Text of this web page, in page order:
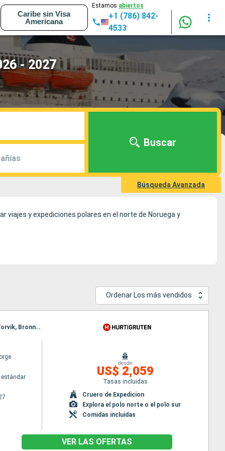
Caribe sin Visa
Americana
Estamos abiertos
+1 (786) 842-
4533
- 2027
Buscar
Búsqueda Avanzada
viajes y expediciones polares en el norte de Noruega y
Ordenar Los más vendidos
Itinerario : Bergen, Floro, Maloy, Torvik, Alesund, Molde, Maloy, Kristiansund, Trondheim, Rorvik, Torvik, Bronnoysund, Sandnessjoen, Nesna (pasaje círculo polar), Ornes, Bodo, Stamsund, Svolvaer, Alesund, Stokmarknes, sortland, Risoyhamn, Harstad, Finnsnes, Tromso, Skjervoy, Molde, Oksfjord, Hammerfest, Havoysund, Honningsvag, Kjollefjord, Mehamn, Berlevag, Kristiansund, Batsfjord, Vardo, Vadso, Kirkenes, Berlevag, Finnsnes, Harstad, Risoyhamn, sortland, Stokmarknes, Svolvaer, Trondheim, Stamsund, Mehamn, Kjollefjord, Honningsvag, Havoysund, Hammerfest, Oksfjord, Skjervoy, Tromso, Bodo, Ornes, Nesna (pasaje círculo polar), Sandnessjoen, Bronnoysund, Rorvik, Finnsnes, Harstad, Risoyhamn, sortland, Stokmarknes, Svolvaer, Stamsund, Trondheim, Kristiansund, Molde, Bodo, Ornes, Nesna (pasaje círculo polar), Sandnessjoen, Bronnoysund, Rorvik, Sandnessjoen, Alesund, Torvik, Maloy, Floro, Bergen, Trondheim, Kristiansund, Molde, Nesna (pasaje círculo polar), Alesund, Torvik, Maloy, Floro, Bergen, Ornes, Bodo, Stamsund, Svolvaer, Stokmarknes, sortland, Risoyhamn, Harstad, Finnsnes, Tromso, Skjervoy, Oksfjord, Hammerfest, Havoysund, Honningsvag, Kjollefjord, Mehamn, Berlevag, Batsfjord, Vardo, Vadso, Kirkenes, Vardo, Batsfjord, Berlevag, Mehamn, Kjollefjord, Honningsvag, Havoysund, Hammerfest, Oksfjord, Skjervoy, Tromso, Finnsnes, Harstad, Risoyhamn, sortland, Stokmarknes, Svolvaer, Stamsund, Bodo, Ornes, Nesna (pasaje círculo polar), Sandnessjoen, Bronnoysund, Rorvik, Trondheim, Kristiansund, Molde, Alesund, Torvik, Maloy, Floro, Bergen
desde
US$ 2,059
Tasas incluidas
Cruero de Expedicion
Explora el polo norte o el polo sur
Comidas incluidas
VER LAS OFERTAS